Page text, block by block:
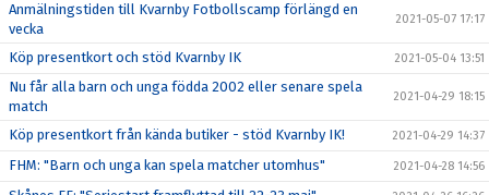
Anmälningstiden till Kvarnby Fotbollscamp förlängd en
vecka
2021-05-07 17:17
Köp presentkort och stöd Kvarnby IK 2021-05-04 13:51
Nu får alla barn och unga födda 2002 eller senare spela
match
2021-04-29 18:15
Köp presentkort från kända butiker - stöd Kvarnby IK! 2021-04-29 14:37
FHM: "Barn och unga kan spela matcher utomhus" 2021-04-28 14:56